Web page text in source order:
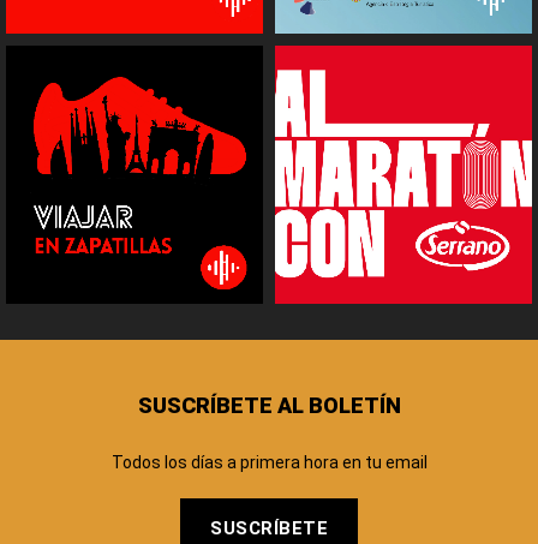
SUSCRÍBETE AL BOLETÍN
Todos los días a primera hora en tu email
SUSCRÍBETE